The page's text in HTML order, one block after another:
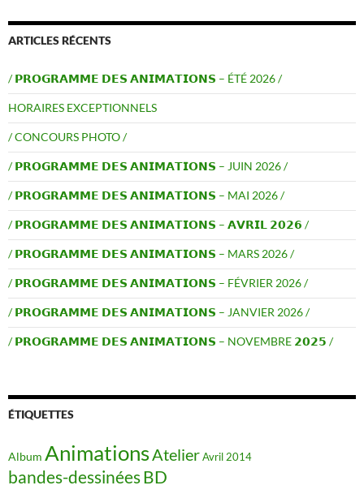
ARTICLES RÉCENTS
/ 𝗣𝗥𝗢𝗚𝗥𝗔𝗠𝗠𝗘 𝗗𝗘𝗦 𝗔𝗡𝗜𝗠𝗔𝗧𝗜𝗢𝗡𝗦 – ÉTÉ 2026 /
HORAIRES EXCEPTIONNELS
/ CONCOURS PHOTO /
/ 𝗣𝗥𝗢𝗚𝗥𝗔𝗠𝗠𝗘 𝗗𝗘𝗦 𝗔𝗡𝗜𝗠𝗔𝗧𝗜𝗢𝗡𝗦 – JUIN 2026 /
/ 𝗣𝗥𝗢𝗚𝗥𝗔𝗠𝗠𝗘 𝗗𝗘𝗦 𝗔𝗡𝗜𝗠𝗔𝗧𝗜𝗢𝗡𝗦 – MAI 2026 /
/ 𝗣𝗥𝗢𝗚𝗥𝗔𝗠𝗠𝗘 𝗗𝗘𝗦 𝗔𝗡𝗜𝗠𝗔𝗧𝗜𝗢𝗡𝗦 – 𝗔𝗩𝗥𝗜𝗟 𝟮𝟬𝟮𝟲 /
/ 𝗣𝗥𝗢𝗚𝗥𝗔𝗠𝗠𝗘 𝗗𝗘𝗦 𝗔𝗡𝗜𝗠𝗔𝗧𝗜𝗢𝗡𝗦 – MARS 2026 /
/ 𝗣𝗥𝗢𝗚𝗥𝗔𝗠𝗠𝗘 𝗗𝗘𝗦 𝗔𝗡𝗜𝗠𝗔𝗧𝗜𝗢𝗡𝗦 – FÉVRIER 2026 /
/ 𝗣𝗥𝗢𝗚𝗥𝗔𝗠𝗠𝗘 𝗗𝗘𝗦 𝗔𝗡𝗜𝗠𝗔𝗧𝗜𝗢𝗡𝗦 – JANVIER 2026 /
/ 𝗣𝗥𝗢𝗚𝗥𝗔𝗠𝗠𝗘 𝗗𝗘𝗦 𝗔𝗡𝗜𝗠𝗔𝗧𝗜𝗢𝗡𝗦 – NOVEMBRE 𝟮𝟬𝟮𝟱 /
ÉTIQUETTES
Album AnimationsAtelierAvril 2014
bandes-dessinéesBD